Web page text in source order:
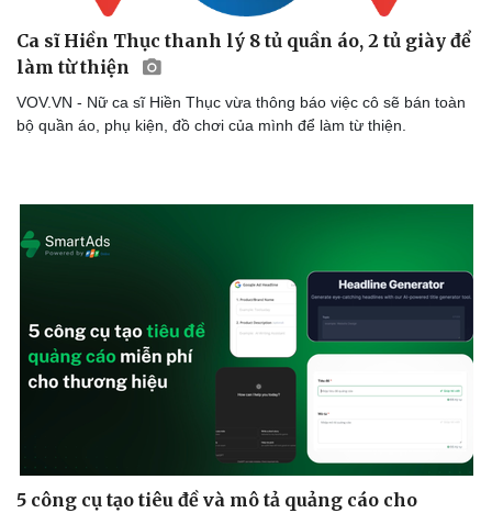
Ca sĩ Hiền Thục thanh lý 8 tủ quần áo, 2 tủ giày để
làm từ thiện
VOV.VN - Nữ ca sĩ Hiền Thục vừa thông báo việc cô sẽ bán toàn
bộ quần áo, phụ kiện, đồ chơi của mình để làm từ thiện.
5 công cụ tạo tiêu đề và mô tả quảng cáo cho